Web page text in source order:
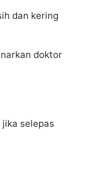
dan kering
doktor
selepas